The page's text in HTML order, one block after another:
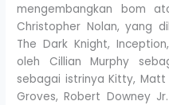
mengembangkan bom
Christopher Nolan, yang
The Dark Knight,
oleh Cillian Murphy
sebagai istrinya Kitty,
Groves, Robert Downey